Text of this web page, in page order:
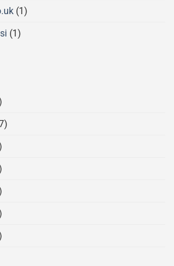
(1)
(1)